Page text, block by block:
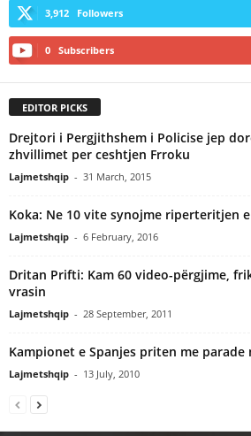
3,912 Followers
0 Subscribers
EDITOR PICKS
Drejtori i Pergjithshem i Policise jep
zhvillimet per ceshtjen Frroku
Lajmetshqip - 31 March, 2015
Koka: Ne 10 vite synojme riperteritjen
Lajmetshqip - 6 February, 2016
Dritan Prifti: Kam 60 video-përgjime,
vrasin
Lajmetshqip - 28 September, 2011
Kampionet e Spanjes priten me parade
Lajmetshqip - 13 July, 2010